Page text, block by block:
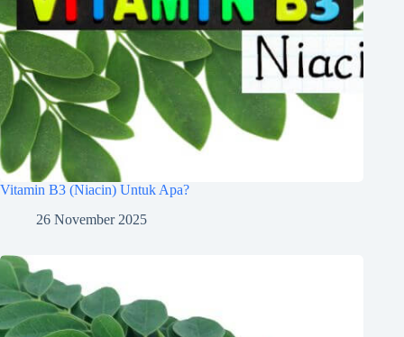
Vitamin B3 (Niacin) Untuk Apa?
26 November 2025